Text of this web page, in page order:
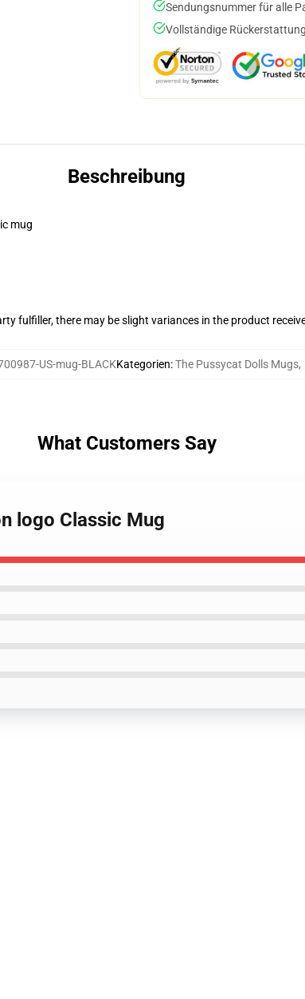
Sendungsnummer für alle
Vollständige
Beschreibung
mug
fulfiller, there may be slight variances in the product
US-mug-BLACKKategorien:The Pussycat Dolls Mugs,
What Customers Say
logo Classic Mug